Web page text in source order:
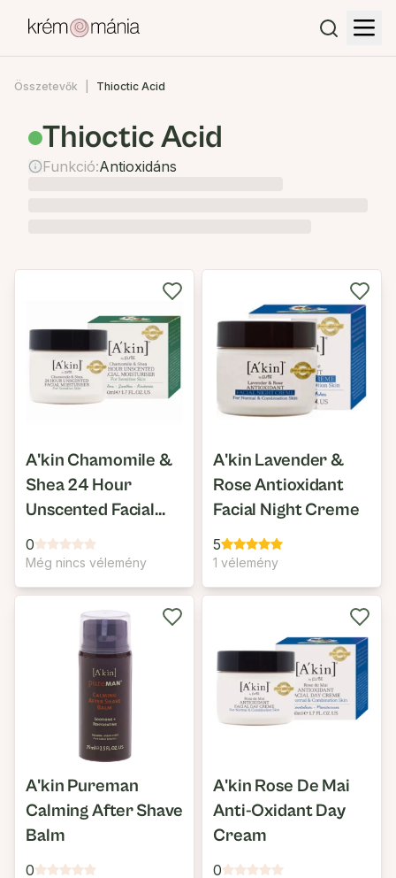
Összetevők Thioctic Acid
Thioctic Acid
Funkció:Antioxidáns
A'kin Chamomile &
Shea 24 Hour
Unscented Facial
Moisturiser
0
Még nincs vélemény
A'kin Lavender &
Rose Antioxidant
Facial Night Creme
5
1 vélemény
A'kin Pureman
Calming After Shave
Balm
0
A'kin Rose De Mai
Anti-Oxidant Day
Cream
0